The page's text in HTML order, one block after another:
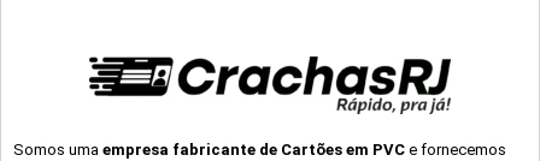
Somos uma empresa fabricante de Cartões em PVC e fornecemos